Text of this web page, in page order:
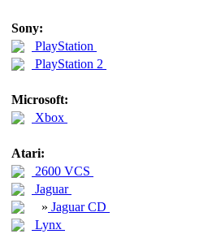
Sony:
PlayStation
PlayStation 2
Microsoft:
Xbox
Atari:
2600 VCS
Jaguar
» Jaguar CD
Lynx